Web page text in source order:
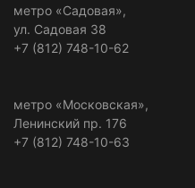
метро «Садовая»,
ул. Садовая 38
+7 (812) 748-10-62
метро «Московская»,
Ленинский пр. 176
+7 (812) 748-10-63